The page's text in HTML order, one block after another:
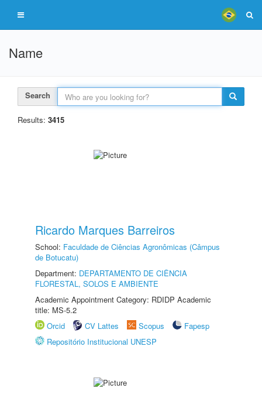
Name
Search
Results: 3415
Ricardo Marques Barreiros
School: Faculdade de Ciências Agronômicas (Câmpus
de Botucatu)
Department: DEPARTAMENTO DE CIÊNCIA
FLORESTAL, SOLOS E AMBIENTE
Academic Appointment Category: RDIDP Academic
title: MS-5.2
Orcid
CV Lattes Scopus
Fapesp
Repositório Institucional UNESP